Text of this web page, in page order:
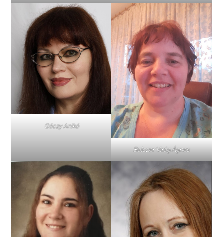
Géczy Anikó
Balczer Virág Ágnes